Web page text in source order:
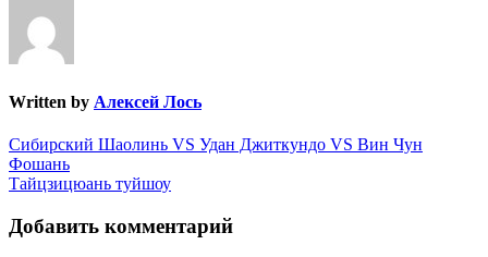
Written by Алексей Лось
Навигация
по
Сибирский Шаолинь VS Удан Джиткундо VS Вин Чун
Фошань
Тайцзицюань туйшоу
Добавить комментарий